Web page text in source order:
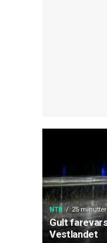
NTB 25
Gult
Vestlandet